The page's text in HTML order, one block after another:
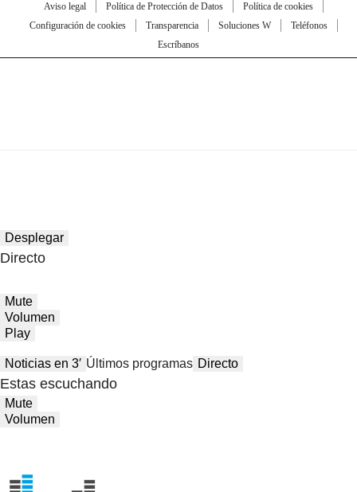
Aviso legal Política de Protección de Datos
Política de cookies
Configuración de cookies
Transparencia Soluciones W
Teléfonos
Escríbanos
Desplegar
Directo
Mute
Volumen
Play
Noticias en 3′ Últimos programas Directo
Estas escuchando
Mute
Volumen